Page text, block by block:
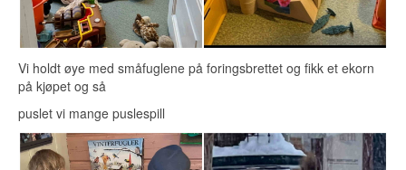
Vi holdt øye med småfuglene på foringsbrettet og fikk et ekorn
på kjøpet og så
puslet vi mange puslespill